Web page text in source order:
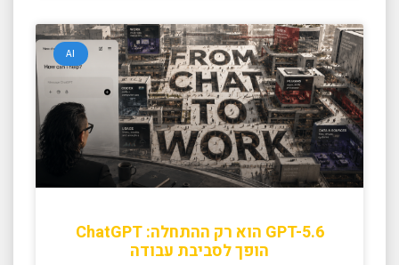
AI
GPT-5.6 הוא רק ההתחלה: ChatGPT
הופך לסביבת עבודה